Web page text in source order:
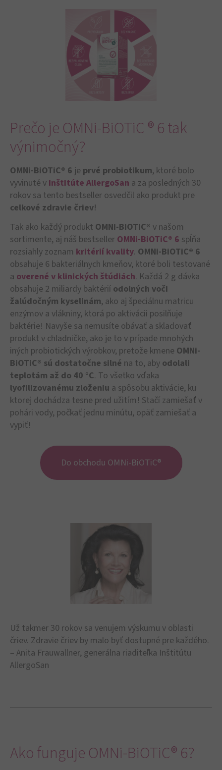
Prečo je OMNi-BiOTiC ® 6 tak
výnimočný?
OMNi-BiOTiC® 6 je prvé probiotikum, ktoré bolo
vyvinuté v Inštitúte AllergoSan a za posledných 30
rokov sa tento bestseller osvedčil ako produkt pre
celkové zdravie čriev!
Tak ako každý produkt OMNi-BiOTiC® v našom
sortimente, aj náš bestseller OMNi-BiOTiC® 6 spĺňa
rozsiahly zoznam kritérií kvality. OMNi-BiOTiC® 6
obsahuje 6 bakteriálnych kmeňov, ktoré boli testované
a overené v klinických štúdiách. Každá 2 g dávka
obsahuje 2 miliardy baktérií odolných voči
žalúdočným kyselinám, ako aj špeciálnu matricu
enzýmov a vlákniny, ktorá po aktivácii posilňuje
baktérie! Navyše sa nemusíte obávať a skladovať
produkt v chladničke, ako je to v prípade mnohých
iných probiotických výrobkov, pretože kmene OMNi-
BiOTiC® sú dostatočne silné na to, aby odolali
teplotám až do 40 °C. To všetko vďaka
lyofilizovanému zloženiu a spôsobu aktivácie, ku
ktorej dochádza tesne pred užitím! Stačí zamiešať v
pohári vody, počkať jednu minútu, opäť zamiešať a
vypiť!
Do obchodu OMNi-BiOTiC®
Už takmer 30 rokov sa venujem výskumu v oblasti
čriev. Zdravie čriev by malo byť dostupné pre každého.
– Anita Frauwallner, generálna riaditeľka Inštitútu
AllergoSan
Ako funguje OMNi-BiOTiC® 6?